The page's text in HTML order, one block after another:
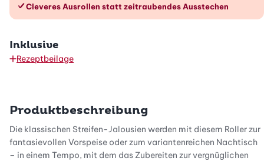
Cleveres Ausrollen statt zeitraubendes Ausstechen
Inklusive
Rezeptbeilage
Produktbeschreibung
Die klassischen Streifen-Jalousien werden mit diesem Roller zur
fantasievollen Vorspeise oder zum variantenreichen Nachtisch
– in einem Tempo, mit dem das Zubereiten zur vergnüglichen